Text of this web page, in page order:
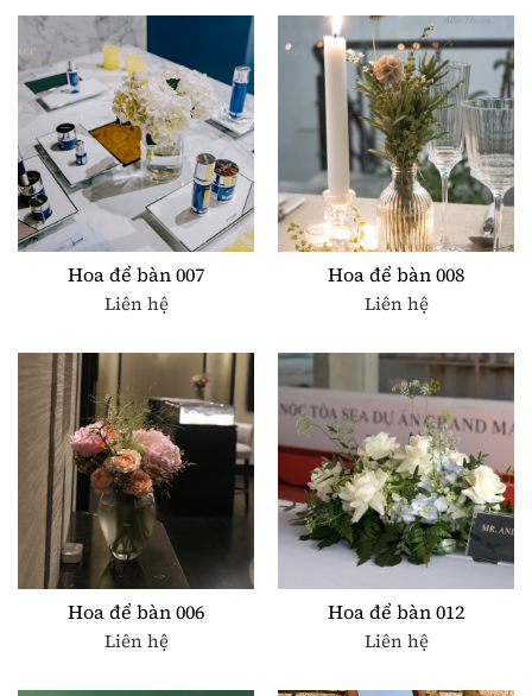
Hoa để bàn 007
Liên hệ
Hoa để bàn 008
Liên hệ
Hoa để bàn 006
Liên hệ
Hoa để bàn 012
Liên hệ